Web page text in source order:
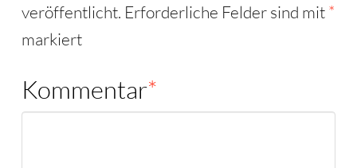
veröffentlicht. Erforderliche Felder sind mit*
markiert
Kommentar*